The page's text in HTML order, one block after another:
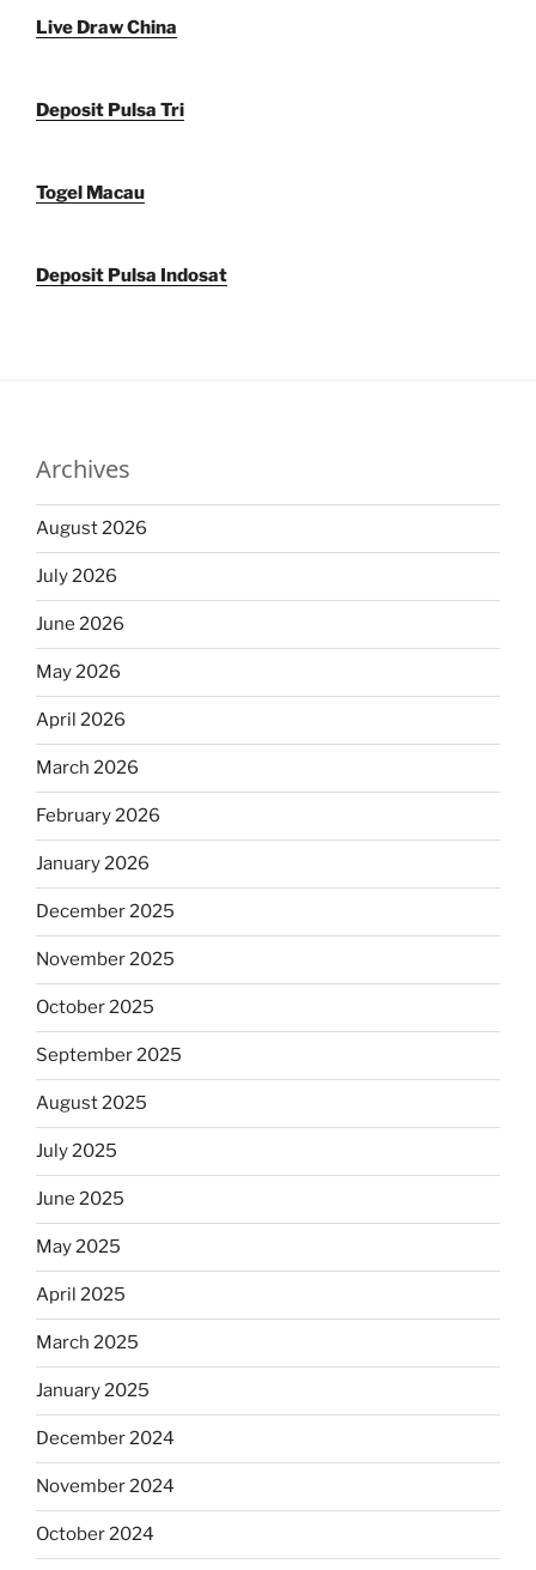
Live Draw China
Deposit Pulsa Tri
Togel Macau
Deposit Pulsa Indosat
Archives
August 2026
July 2026
June 2026
May 2026
April 2026
March 2026
February 2026
January 2026
December 2025
November 2025
October 2025
September 2025
August 2025
July 2025
June 2025
May 2025
April 2025
March 2025
January 2025
December 2024
November 2024
October 2024